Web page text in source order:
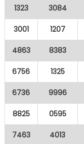
1323 3084
3001 1207
4863 8383
6756 1325
6736 9996
8825 0595
7463 4013